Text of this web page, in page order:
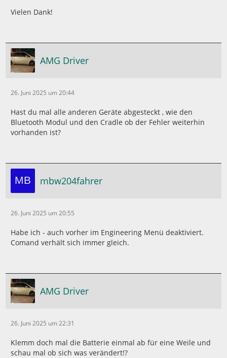
Vielen Dank!
AMG Driver
26. Juni 2025 um 20:44
Hast du mal alle anderen Geräte abgesteckt , wie den
Bluetooth Modul und den Cradle ob der Fehler weiterhin
vorhanden ist?
mbw204fahrer
26. Juni 2025 um 20:55
Habe ich - auch vorher im Engineering Menü deaktiviert.
Comand verhält sich immer gleich.
AMG Driver
26. Juni 2025 um 22:31
Klemm doch mal die Batterie einmal ab für eine Weile und
schau mal ob sich was verändert!?